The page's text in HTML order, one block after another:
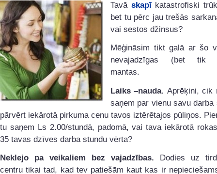
Tavā skapī katastrofiski
bet tu pērc jau trešās
vai sestos džinsus?
Mēģināsim tikt galā ar šo
nevajadzīgas (bet tik
mantas.
Laiks –nauda. Aprēķini, cik
saņem par vienu savu darba
pārvērt iekārotā pirkuma cenu tavos iztērētajos pūliņos.
tu saņem Ls 2.00/stundā, padomā, vai tava iekārotā
35 tavas dzīves darba stundu vērta?
Neklejo pa veikaliem bez vajadzības. Dodies uz
centru tikai tad, kad tev patiešām kaut kas ir